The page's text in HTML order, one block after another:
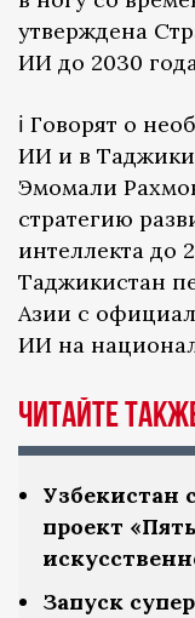
утверждена
ИИ до 2030
ℹ️ Говорят о
ИИ и в
Эмомали
стратегию
интеллекта до
Таджикистан
Азии с
ИИ на
Читайте
Узбекистан
проект
Запуск